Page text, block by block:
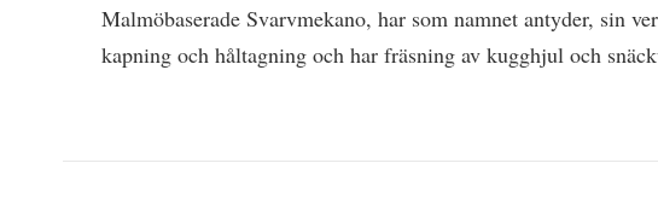
Malmöbaserade Svarvmekano, har som namnet antyder, sin
kapning och håltagning och har fräsning av kugghjul och